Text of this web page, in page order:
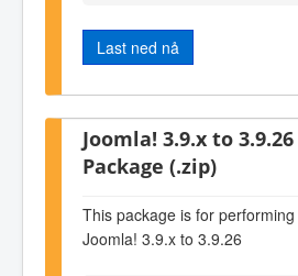
Last ned nå
Joomla! 3.9.x to
Package (.zip)
This package is for
Joomla! 3.9.x to 3.9.26